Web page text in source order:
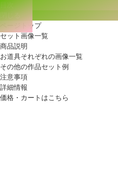
目次
閉じる
ページトップ
セット画像一覧
商品説明
お道具それぞれの画像一覧
その他の作品セット例
注意事項
詳細情報
価格・カートはこちら